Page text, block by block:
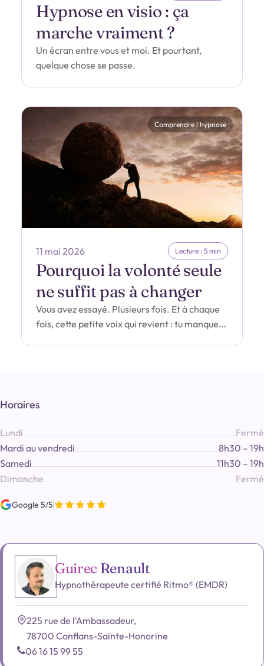
Hypnose en visio : ça
marche vraiment ?
Un écran entre vous et moi. Et pourtant,
quelque chose se passe.
Comprendre l'hypnose
11 mai 2026 Lecture : 5 min
Pourquoi la volonté seule
ne suffit pas à changer
Vous avez essayé. Plusieurs fois. Et à chaque
fois, cette petite voix qui revient : tu manques
Horaires
Lundi
Fermé
Mardi au vendredi
8h30 – 19h
Samedi
11h30 – 19h
Dimanche
Fermé
Google 5/5
Guirec Renault
Hypnothérapeute certifié Ritmo® (EMDR)
225 rue de l'Ambassadeur,
78700 Conflans-Sainte-Honorine
06 16 15 99 55